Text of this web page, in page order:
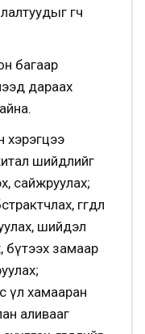
өгч
багаар
дараах
хэрэгцээ
шийдлийг
сайжруулах;
, өгөгдөл
шийдэл
бүтээх замаар
үл хамааран
аливааг